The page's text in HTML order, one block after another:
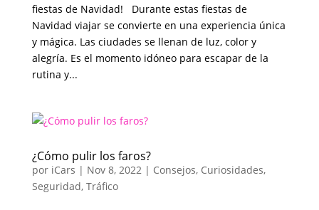
fiestas de Navidad! Durante estas fiestas de
Navidad viajar se convierte en una experiencia única
y mágica. Las ciudades se llenan de luz, color y
alegría. Es el momento idóneo para escapar de la
rutina y...
¿Cómo pulir los faros?
por iCars | Nov 8, 2022| Consejos, Curiosidades,
Seguridad, Tráfico